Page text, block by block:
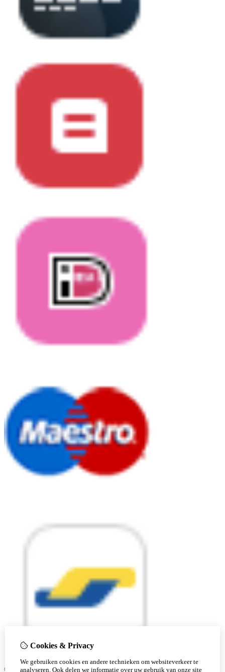
© Copyright 2026 |
Cookies & Privacy
We gebruiken cookies en andere technieken om websiteverkeer te
analyseren. Ook delen we informatie over uw gebruik van onze site